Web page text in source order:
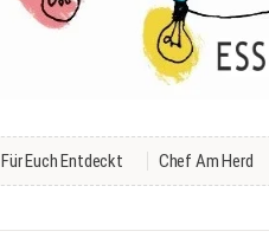
Für Euch Entdeckt Chef Am Herd